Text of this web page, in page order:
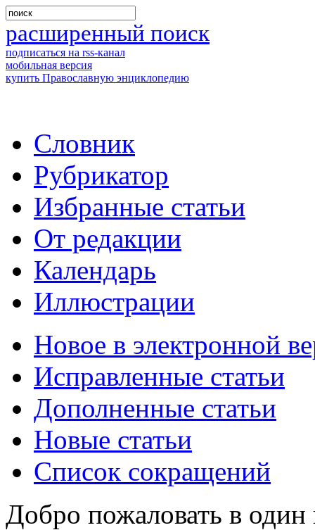
расширенный поиск
подписаться на rss-канал
мобильная версия
купить Православную энциклопедию
Словник
Рубрикатор
Избранные статьи
От редакции
Календарь
Иллюстрации
Новое в электронной
Исправленные статьи
Дополненные статьи
Новые статьи
Список сокращений
Добро пожаловать в